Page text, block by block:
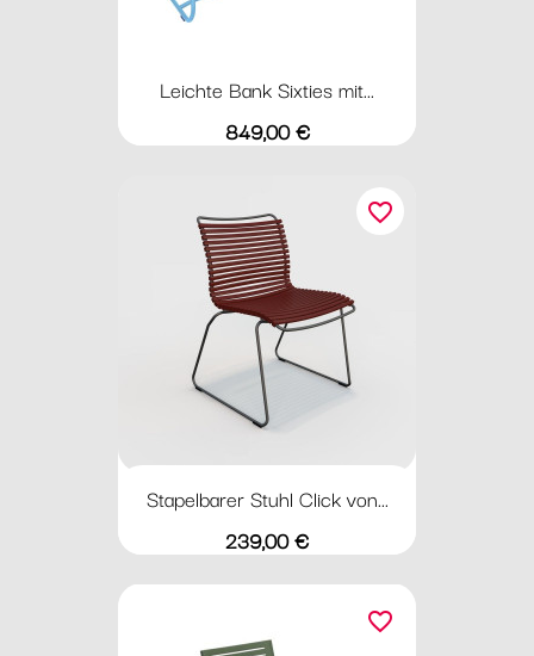
Leichte Bank Sixties mit...
Preis
849,00 €
Stapelbarer Stuhl Click von...
Preis
239,00 €
favorite_border
favorite_border